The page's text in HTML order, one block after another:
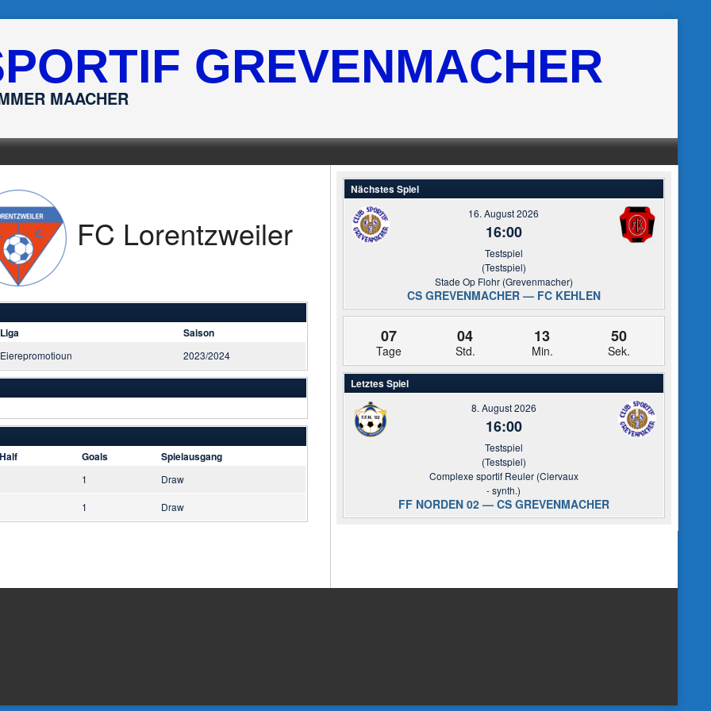
GREVENMACHER
MAACHER
FC Lorentzweiler
Liga Saison
Eierepromotioun 2023/2024
Goals Spielausgang
1 Draw
1 Draw
Nächstes Spiel
16. August 2026
16:00
Testspiel
(Testspiel)
Stade Op Flohr (Grevenmacher)
CS GREVENMACHER — FC KEHLEN
07
Tage
04
Std.
13
Min.
50
Sek.
Letztes Spiel
8. August 2026
16:00
Testspiel
(Testspiel)
Complexe sportif Reuler (Clervaux
- synth.)
FF NORDEN 02 — CS GREVENMACHER